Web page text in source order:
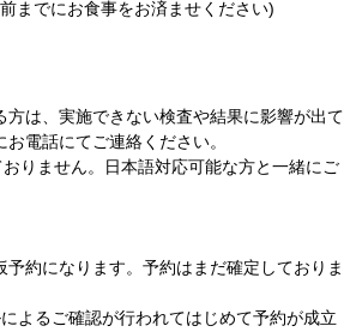
までにお食事をお済ませください)
は、実施できない検査や結果に影響が出て
電話にてご連絡ください。
りません。日本語対応可能な方と一緒にご
約になります。予約はまだ確定しておりま
よるご確認が行われてはじめて予約が成立